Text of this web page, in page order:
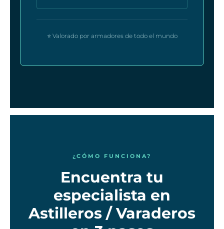
⭐ Valorado por armadores de todo el mundo
¿CÓMO FUNCIONA?
Encuentra tu
especialista en
Astilleros / Varaderos